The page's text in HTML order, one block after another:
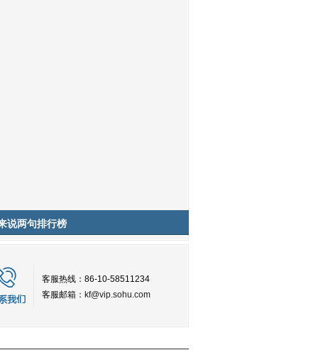
说两句排行榜
客服热线：86-10-58511234
客服邮箱： kf@vip.sohu.com